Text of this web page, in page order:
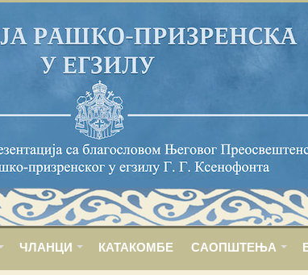
ЧЛАНЦИ КАТАКОМБЕ САОПШТЕЊА